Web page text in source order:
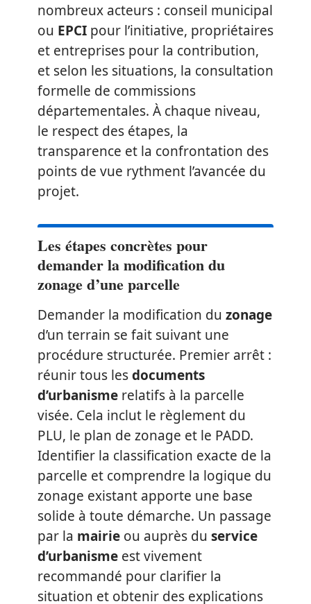
nombreux acteurs : conseil municipal
ou EPCI pour l’initiative, propriétaires
et entreprises pour la contribution,
et selon les situations, la consultation
formelle de commissions
départementales. À chaque niveau,
le respect des étapes, la
transparence et la confrontation des
points de vue rythment l’avancée du
projet.
Les étapes concrètes pour
demander la modification du
zonage d’une parcelle
Demander la modification du zonage
d’un terrain se fait suivant une
procédure structurée. Premier arrêt :
réunir tous lesdocuments
d’urbanisme relatifs à la parcelle
visée. Cela inclut le règlement du
PLU, le plan de zonage et le PADD.
Identifier la classification exacte de la
parcelle et comprendre la logique du
zonage existant apporte une base
solide à toute démarche. Un passage
par la mairie ou auprès du service
d’urbanisme est vivement
recommandé pour clarifier la
situation et obtenir des explications